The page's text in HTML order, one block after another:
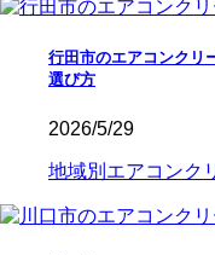
行田市のエアコンクリ
選び方
2026/5/29
地域別エアコンク